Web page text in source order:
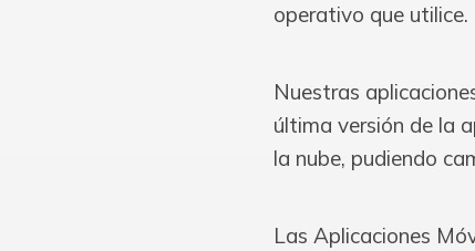
operativo que utilice.
Nuestras
última versión de la
la nube, pudiendo
Las Aplicaciones